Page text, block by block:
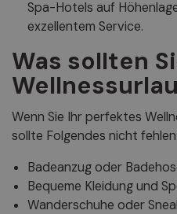
Spa-Hotels auf
exzellentem Service.
Was sollten
Wenn Sie Ihr perfektes
sollte Folgendes nicht fehlen:
Badeanzug oder
Bequeme Kleidung und
Wanderschuhe oder